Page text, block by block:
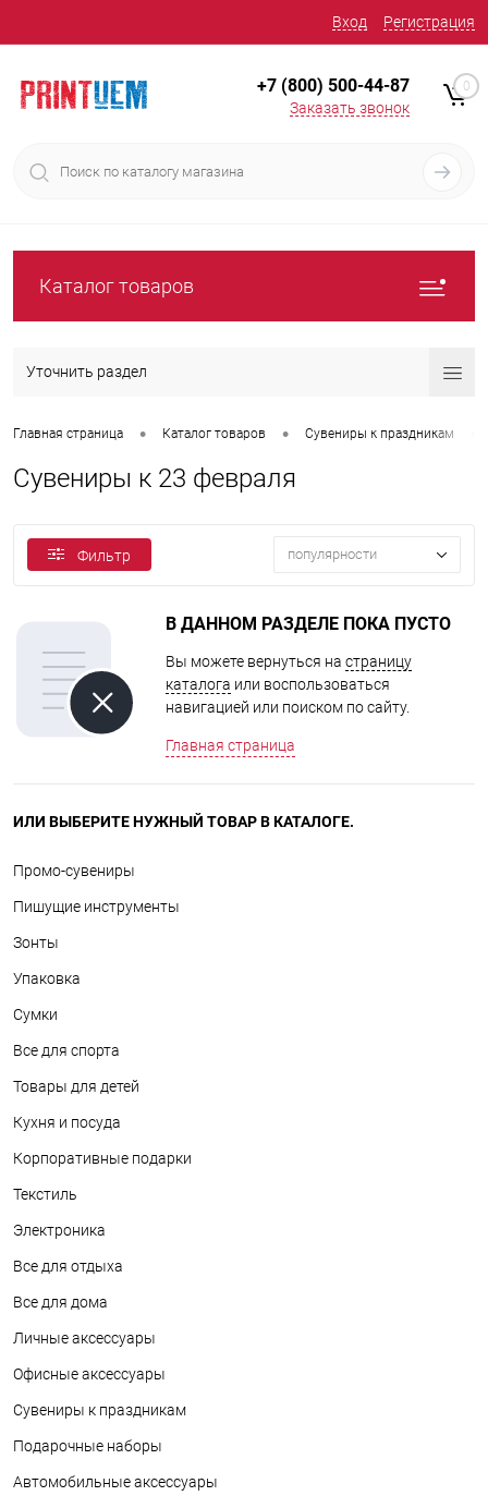
Вход Регистрация
+7 (800) 500-44-87
Заказать звонок
0
Каталог товаров
Уточнить раздел
Главная страница • Каталог товаров • Сувениры к праздникам
Сувениры к 23 февраля
Фильтр популярности
В ДАННОМ РАЗДЕЛЕ ПОКА ПУСТО
Вы можете вернуться на страницу
каталога или воспользоваться
навигацией или поиском по сайту.
Главная страница
ИЛИ ВЫБЕРИТЕ НУЖНЫЙ ТОВАР В КАТАЛОГЕ.
Промо-сувениры
Пишущие инструменты
Зонты
Упаковка
Сумки
Все для спорта
Товары для детей
Кухня и посуда
Корпоративные подарки
Текстиль
Электроника
Все для отдыха
Все для дома
Личные аксессуары
Офисные аксессуары
Сувениры к праздникам
Подарочные наборы
Автомобильные аксессуары